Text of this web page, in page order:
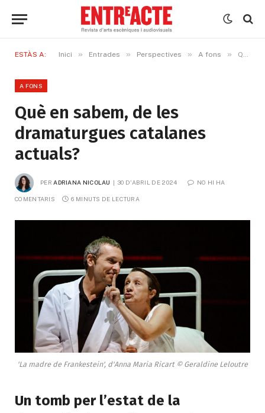
ESTÀS A: Inici » Entrades » Perspectives » A fons » Què en sabem, de les dramaturgues catalanes actuals?
A FONS
Què en sabem, de les
dramaturgues catalanes
actuals?
PER ADRIANA NICOLAU 30 D'ABRIL DE 2024 NO HI HA
COMENTARIS 6 MINUTS DE LECTURA
'La madre de Frankestein', d'Anna Maria Ricart © Geraldine Leloutre
Un tomb per l’estat de la